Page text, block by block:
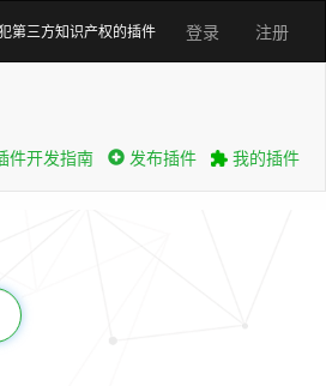
登录 注册
第三方知识产权的插件
件开发指南 发布插件 我的插件